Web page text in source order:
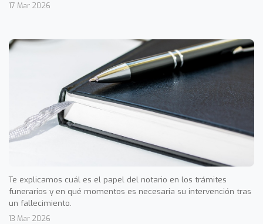
17 Mar 2026
Te explicamos cuál es el papel del notario en los trámites
funerarios y en qué momentos es necesaria su intervención tras
un fallecimiento.
13 Mar 2026